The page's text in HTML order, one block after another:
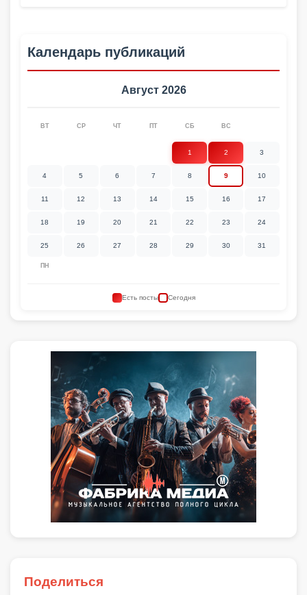
Календарь публикаций
Август 2026
ПН
ВТ СР ЧТ ПТ СБ ВС
1 2 3
4 5 6 7 8 9 10
11 12 13 14 15 16 17
18 19 20 21 22 23 24
25 26 27 28 29 30 31
Есть посты Сегодня
Поделиться